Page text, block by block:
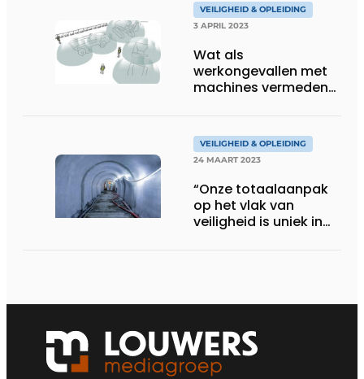
VEILIGHEID & OPLEIDING
3 APRIL 2023
Wat als
werkongevallen met
machines vermeden
VEILIGHEID & OPLEIDING
24 MAART 2023
“Onze totaalaanpak
op het vlak van
veiligheid is uniek in